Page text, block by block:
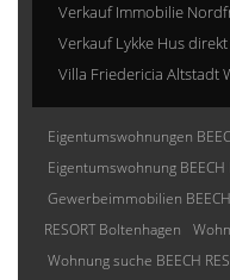
Verkauf Immobilie
Verkauf Lykke Hus
Villa Friedericia Altstadt
Eigentumswohnungen
Eigentumswohnung BEECH
Gewerbeimmobilien
RESORT Boltenhagen
Wohnung suche BEECH